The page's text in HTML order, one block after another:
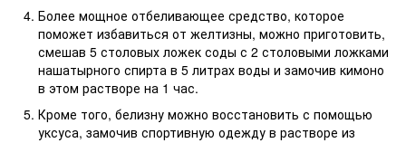
Более мощное отбеливающее средство, которое
поможет избавиться от желтизны, можно приготовить,
смешав 5 столовых ложек соды с 2 столовыми ложками
нашатырного спирта в 5 литрах воды и замочив кимоно
в этом растворе на 1 час.
Кроме того, белизну можно восстановить с помощью
уксуса, замочив спортивную одежду в растворе из